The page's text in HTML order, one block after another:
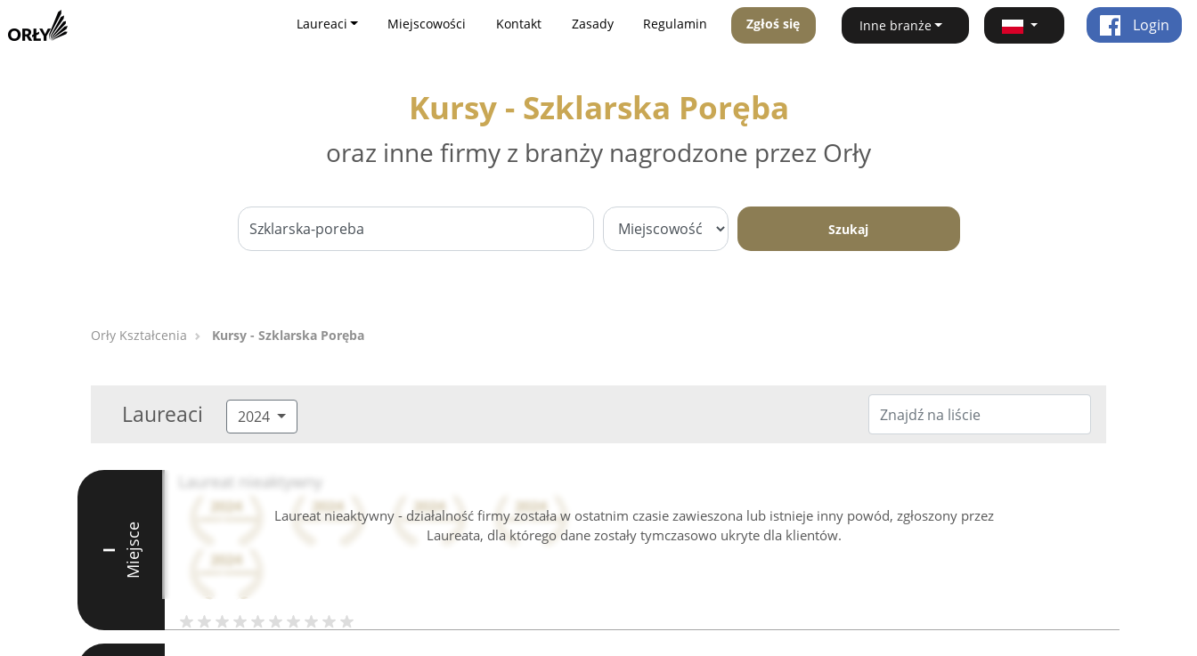
Laureaci Miejscowości Kontakt Zasady Regulamin Zgłoś się Inne branże Login
Kursy - Szklarska Poręba
oraz inne firmy z branży nagrodzone przez Orły
Szukaj
Orły Kształcenia Kursy - Szklarska Poręba
Laureaci 2024
Laureat nieaktywny - działalność firmy została w ostatnim czasie zawieszona lub istnieje inny powód, zgłoszony przez
Laureata, dla którego dane zostały tymczasowo ukryte dla klientów.
I Miejsce
Laureat nieaktywny